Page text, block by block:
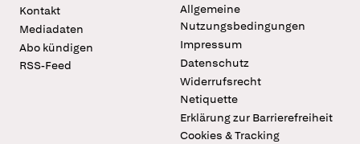
Kontakt
Mediadaten
Abo kündigen
RSS-Feed
Allgemeine
Nutzungsbedingungen
Impressum
Datenschutz
Widerrufsrecht
Netiquette
Erklärung zur Barrierefreiheit
Cookies & Tracking